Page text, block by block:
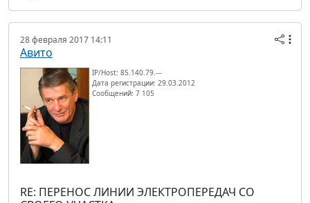
28 февраля 2017 14:11
Авито
IP/Host: 85.140.79.---
Дата регистрации: 29.03.2012
Сообщений: 7 105
RE: ПЕРЕНОС ЛИНИИ ЭЛЕКТРОПЕРЕДАЧ СО